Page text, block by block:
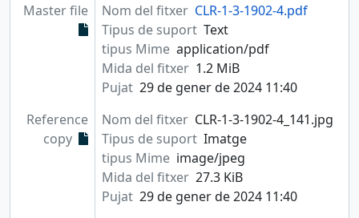
Master file Nom del fitxer CLR-1-3-1902-4.pdf
Tipus de suport Text
tipus Mime application/pdf
Mida del fitxer 1.2 MiB
Pujat 29 de gener de 2024 11:40
Reference
copy
Nom del fitxer CLR-1-3-1902-4_141.jpg
Tipus de suport Imatge
tipus Mime image/jpeg
Mida del fitxer 27.3 KiB
Pujat 29 de gener de 2024 11:40